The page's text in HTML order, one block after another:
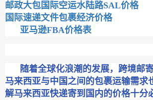
邮政大包国际空运水陆路SAL价格
国际速递文件包裹经济价格
亚马逊FBA价格表
随着全球化浪潮的发展，跨境邮
马来西亚与中国之间的包裹运输需求
解马来西亚快递寄到国内的价格十分